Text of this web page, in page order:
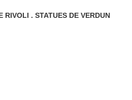
LOUVRE . NICHES RUE DE RIVOLI . STATUES DE VERDUN